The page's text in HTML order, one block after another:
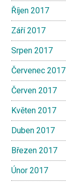
Říjen 2017
Září 2017
Srpen 2017
Červenec 2017
Červen 2017
Květen 2017
Duben 2017
Březen 2017
Únor 2017